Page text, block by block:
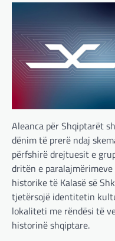
Aleanca për Shqiptarët
dënim të prerë ndaj
përfshirë drejtuesit e
dritën e
historike të Kalasë së
tjetërsojë identitetin
lokaliteti me rëndësi të
historinë shqiptare.